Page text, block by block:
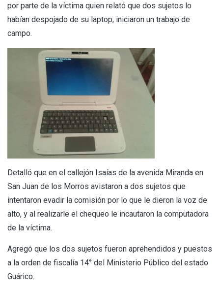
por parte de la víctima quien relató que dos sujetos lo
habían despojado de su laptop, iniciaron un trabajo de
campo.
Detalló que en el callejón Isaías de la avenida Miranda en
San Juan de los Morros avistaron a dos sujetos que
intentaron evadir la comisión por lo que le dieron la voz de
alto, y al realizarle el chequeo le incautaron la computadora
de la víctima.
Agregó que los dos sujetos fueron aprehendidos y puestos
a la orden de fiscalía 14° del Ministerio Público del estado
Guárico.